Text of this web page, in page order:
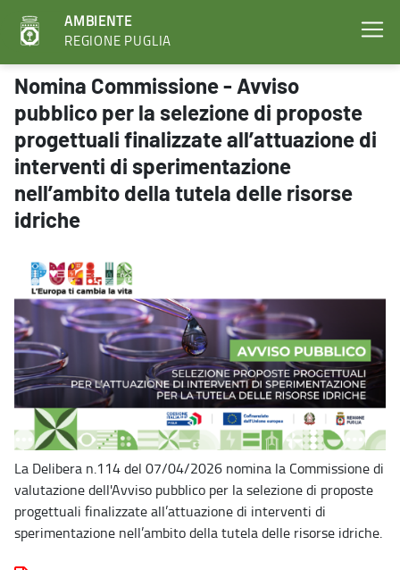
AMBIENTE
REGIONE PUGLIA
Nomina Commissione - Avviso pubblico per la selezione di
Nomina Commissione - Avviso
pubblico per la selezione di proposte
progettuali finalizzate all’attuazione di
interventi di sperimentazione
nell’ambito della tutela delle risorse
idriche
La Delibera n.114 del 07/04/2026 nomina la Commissione di
valutazione dell'Avviso pubblico per la selezione di proposte
progettuali finalizzate all’attuazione di interventi di
sperimentazione nell’ambito della tutela delle risorse idriche.